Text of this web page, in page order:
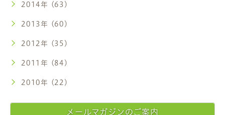
2014年 (63)
2013年 (60)
2012年 (35)
2011年 (84)
2010年 (22)
メールマガジンのご案内